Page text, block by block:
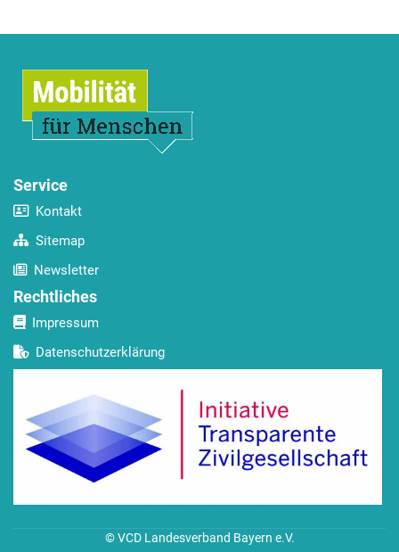
Service
Kontakt
Sitemap
Newsletter
Rechtliches
Impressum
Datenschutzerklärung
© VCD Landesverband Bayern e.V.